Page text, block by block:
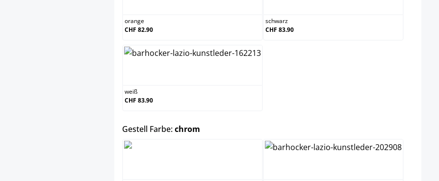
orange
CHF 82.90
schwarz
CHF 83.90
weiß
CHF 83.90
Gestell Farbe:chrom